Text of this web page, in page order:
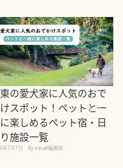
の愛犬家に人気のおで
スポット！ペットと一
楽しめるペット宿・日
施設一覧
年7月7日 By equall編集部